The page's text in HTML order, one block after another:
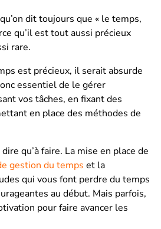
dit toujours que « le temps,
qu’il est tout aussi précieux
rare.
est précieux, il serait absurde
essentiel de le gérer
vos tâches, en fixant des
en place des méthodes de
qu’à faire. La mise en place de
gestion du temps et la
qui vous font perdre du temps
au début. Mais parfois,
pour faire avancer les